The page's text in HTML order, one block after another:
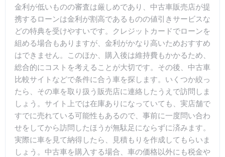
金利が低いものの審査は厳しめであり、中古車販売店が提
携するローンは金利が割高であるものの値引きサービスな
どの特典を受けやすいです。クレジットカードでローンを
組める場合もありますが、金利がかなり高いためおすすめ
はできません。このほか、購入後は維持費もかかるため、
総合的にコストを考えることが大切です。その後、中古車
比較サイトなどで条件に合う車を探します。いくつか絞っ
たら、その車を取り扱う販売店に連絡したうえで訪問しま
しょう。サイト上では在庫ありになっていても、実店舗で
すでに売れている可能性もあるので、事前に一度問い合わ
せをしてから訪問したほうが無駄足にならずに済みます。
実際に車を見て納得したら、見積もりを作成してもらいま
しょう。中古車を購入する場合、車の価格以外にも税金や